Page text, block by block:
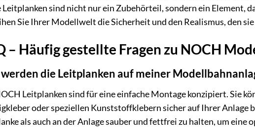
Leitplanken sind nicht nur ein Zubehörteil, sondern ein Element,
Sie Ihrer Modellwelt die Sicherheit und den Realismus, den
– Häufig gestellte Fragen zu NOCH
die Leitplanken auf meiner
Leitplanken sind für eine einfache Montage konzipiert. Sie
oder speziellen Kunststoffklebern sicher auf Ihrer Anlage
als auch an der Anlage sauber und fettfrei zu halten, um eine